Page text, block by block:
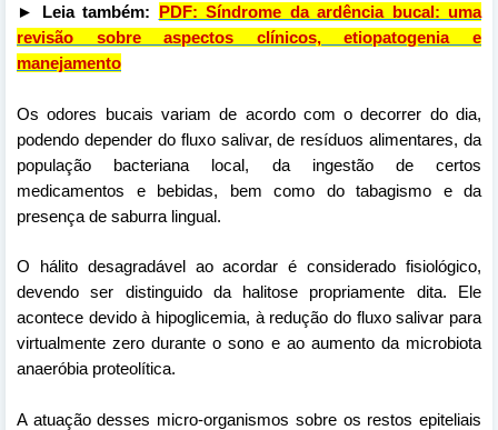
► Leia também: PDF: Síndrome da ardência bucal: uma
revisão sobre aspectos clínicos, etiopatogenia e
manejamento
Os odores bucais variam de acordo com o decorrer do dia,
podendo depender do fluxo salivar, de resíduos alimentares, da
população bacteriana local, da ingestão de certos
medicamentos e bebidas, bem como do tabagismo e da
presença de saburra lingual.
O hálito desagradável ao acordar é considerado fisiológico,
devendo ser distinguido da halitose propriamente dita. Ele
acontece devido à hipoglicemia, à redução do fluxosalivar para
virtualmente zero durante o sono e ao aumento da microbiota
anaeróbia proteolítica.
A atuação desses micro-organismos sobre os restos epiteliais